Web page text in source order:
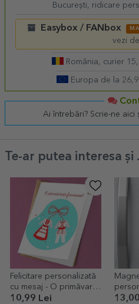
București, ridicare
Easybox / FANbox
vezi
România, curier
Europa de la
Ai întrebări? Scrie-ne
Te-ar putea interesa și
Felicitare personalizată
cu mesaj - O primăvară
frumoasă!
10,99 Lei
și